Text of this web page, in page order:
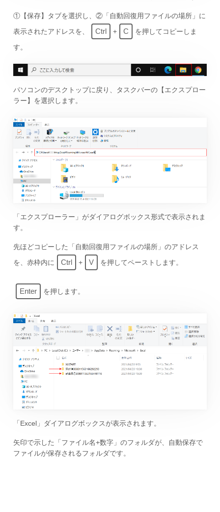
①【保存】タブを選択し、②「自動回復用ファイルの場所」に
表示されたアドレスを、
Ctrl + C
を押してコピーしま
す。
パソコンのデスクトップに戻り、タスクバーの【エクスプロー
ラー】を選択します。
「エクスプローラー」がダイアログボックス形式で表示されま
す。
先ほどコピーした「自動回復用ファイルの場所」のアドレス
を、赤枠内に
Ctrl + V を押してペーストします。
Enter を押します。
「Excel」ダイアログボックスが表示されます。
矢印で示した「ファイル名+数字」のフォルダが、自動保存で
ファイルが保存されるフォルダです。